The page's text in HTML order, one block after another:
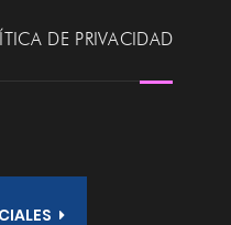
DE PRIVACIDAD